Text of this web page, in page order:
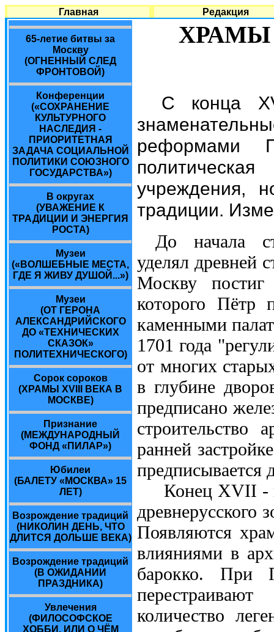
Главная Редакция
65-летие битвы за
Москву
(ОГНЕННЫЙ СЛЕД
ФРОНТОВОЙ)
Конференции
(«СОХРАНЕНИЕ
КУЛЬТУРНОГО
НАСЛЕДИЯ -
ПРИОРИТЕТНАЯ
ЗАДАЧА СОЦИАЛЬНОЙ
ПОЛИТИКИ СОЮЗНОГО
ГОСУДАРСТВА»)
В округах
(УВАЖЕНИЕ К
ТРАДИЦИИ И ЭНЕРГИЯ
РОСТА)
Музеи
(«ВОЛШЕБНЫЕ МЕСТА,
ГДЕ Я ЖИВУ ДУШОЙ...»)
Музеи
(ОТ ГЕРОНА
АЛЕКСАНДРИЙСКОГО
ДО «ТЕХНИЧЕСКИХ
СКАЗОК»
ПОЛИТЕХНИЧЕСКОГО)
Сорок сороков
(ХРАМЫ XVIII ВЕКА В
МОСКВЕ)
Признание
(МЕЖДУНАРОДНЫЙ
ФОНД «ПИЛАР»)
Юбилеи
(БАЛЕТУ «МОСКВА» 15
ЛЕТ)
Возрождение традиций
(НИКОЛИН ДЕНЬ, ЧТО
ДЛИТСЯ ДОЛЬШЕ ВЕКА)
Возрождение традиций
(В ОЖИДАНИИ
ПРАЗДНИКА)
Увлечения
(ФИЛОСОФСКОЕ
ХОББИ, ИЛИ О ЧЁМ
ХРАМЫ
С конца
реформами
учреждения,
традиции.
До начала
уделял древней
Москву
которого Пётр
каменными
1701 года
от многих
в глубине
предписано
строительство
ранней
предписывается
Конец XVII -
древнерусского
Появляются
влияниями в
барокко. При
количество